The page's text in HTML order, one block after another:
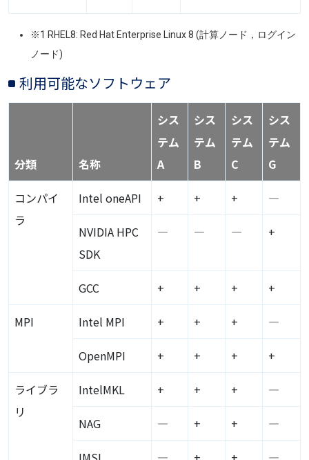
※1 RHEL8: Red Hat Enterprise Linux 8 (計算ノード，ログイン
ノード)
利用可能なソフトウェア
分類 名称
シス
テム
A
シス
テム
B
シス
テム
C
シス
テム
G
コンパイ
ラ
Intel oneAPI + + + ―
NVIDIA HPC
SDK
― ― ― +
GCC + + + +
MPI Intel MPI + + + ―
OpenMPI + + + +
ライブラ
リ
IntelMKL + + + ―
NAG ― + + ―